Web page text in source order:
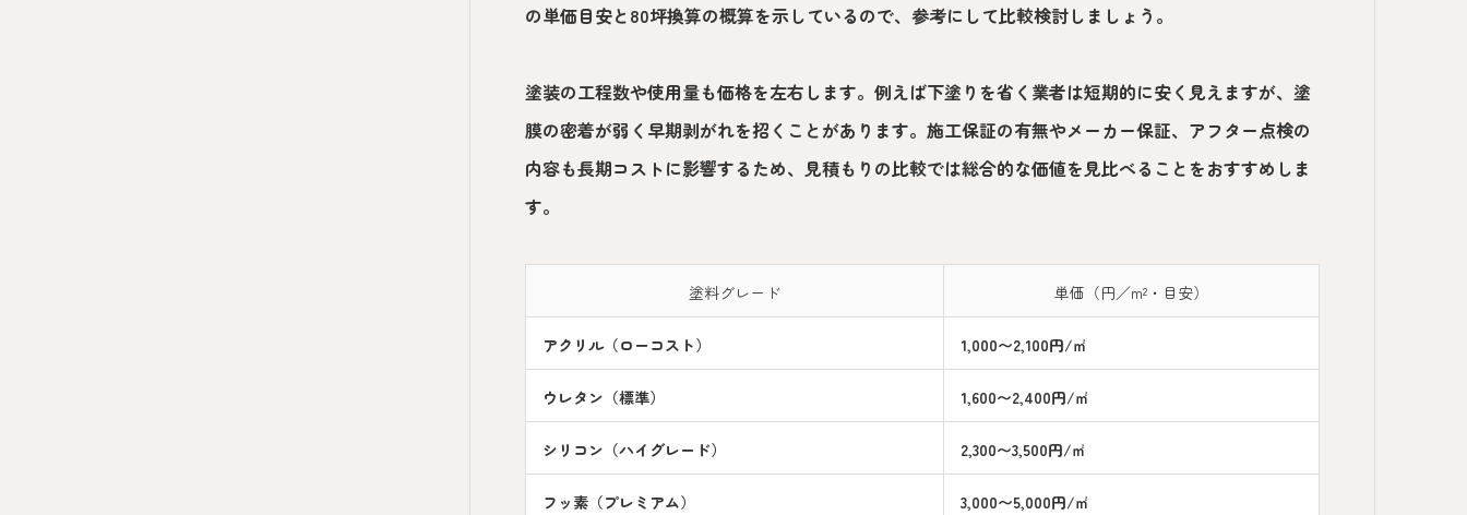
の単価目安と80坪換算の概算を示しているので、参考にして比較検討しましょう。
塗装の工程数や使用量も価格を左右します。例えば下塗りを省く業者は短期的に安く見えますが、塗
膜の密着が弱く早期剥がれを招くことがあります。施工保証の有無やメーカー保証、アフター点検の
内容も長期コストに影響するため、見積もりの比較では総合的な価値を見比べることをおすすめしま
す。
塗料グレード 単価（円／m²・目安）
アクリル（ローコスト） 1,000〜2,100円/㎡
ウレタン（標準） 1,600〜2,400円/㎡
シリコン（ハイグレード） 2,300〜3,500円/㎡
フッ素（プレミアム） 3,000〜5,000円/㎡